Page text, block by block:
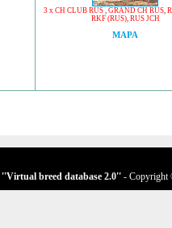
3 x CH CLUB RUS, GRAND CH RUS,
RKF (RUS), RUS JCH
МАРА
''Virtual breed database 2.0'' - Copyright